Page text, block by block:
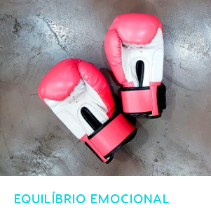
EQUILÍBRIO EMOCIONAL